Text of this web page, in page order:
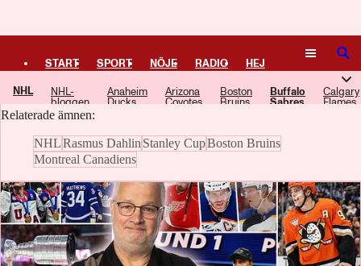
START SPORT NÖJE RADIO HEJ
PLUS TIPSA TV KULTUR LEDARE
SÖK
NHL
NHL-
bloggen
Anaheim
Ducks
Arizona
Coyotes
Boston
Bruins
Buffalo
Sabres
Calgary
Flames
Buffalo Sabres
Här samlar vi artiklar, video och poddavsnitt om Buffalo Sabres.
Relaterade ämnen:
NHLRasmus Dahlin Stanley CupBoston Bruins
Montreal Canadiens